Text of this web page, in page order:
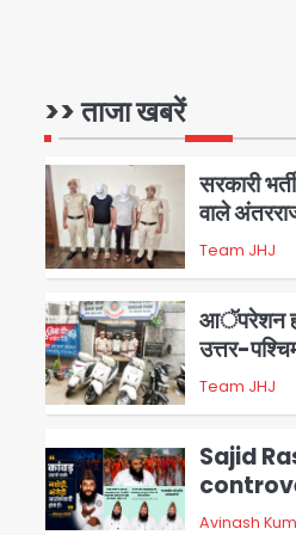
>> ताजा खबरें
1
2
सरकारी
वाले
मास्टरमाइंड
Team JHJ
3
आॅपरेशन
उत्तर-
एक्शन
Team JHJ
Sajid
आतंकवादी
Avinash